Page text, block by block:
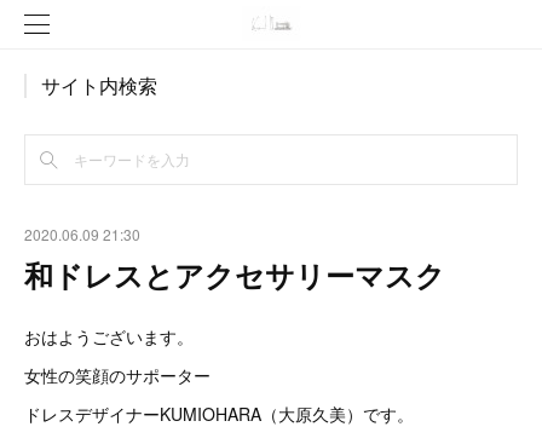
サイト内検索
2020.06.09 21:30
和ドレスとアクセサリーマスク
おはようございます。
女性の笑顔のサポーター
ドレスデザイナーKUMIOHARA（大原久美）です。